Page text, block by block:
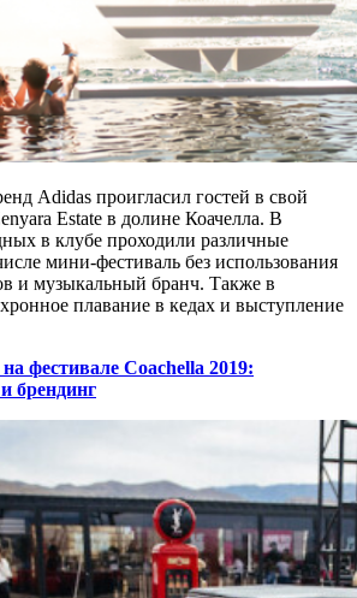
Adidas проигласил гостей в свой
Estate в долине Коачелла. В
в клубе проходили различные
мини-фестиваль без использования
и музыкальный бранч. Также в
плавание в кедах и выступление
фестивале Coachella 2019:
брендинг